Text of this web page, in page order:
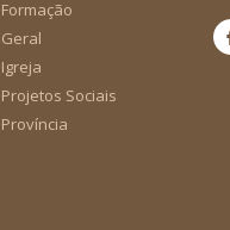
Formação
Geral
Igreja
Projetos Sociais
Província